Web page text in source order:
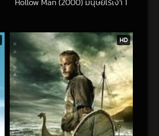
Hollow Man (2000) มนุษย์ไร้เงา 1
HD